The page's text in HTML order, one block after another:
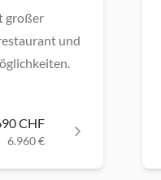
großer
und
CHF
6.960 €